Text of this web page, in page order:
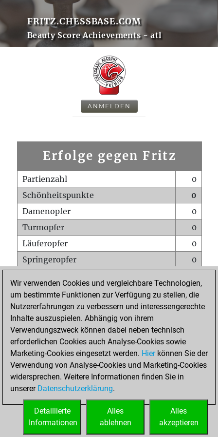
FRITZ.CHESSBASE.COM
Beauty Score Achievements - atl
ANMELDEN
Erfolge gegen Fritz
Partienzahl
0
Schönheitspunkte
0
Damenopfer
0
Turmopfer
0
Läuferopfer
0
Springeropfer
0
Matt auf vollem Brett
0
Bauer setzt Matt
0
Erstickte Matts
Unterverwandlungen
Türme auf der siebten
0
STARTSEITE
Wir verwenden Cookies und vergleichbare Technologien,
um bestimmte Funktionen zur Verfügung zu stellen, die
Nutzererfahrungen zu verbessern und interessengerechte
Inhalte auszuspielen. Abhängig von ihrem
Verwendungszweck können dabei neben technisch
erforderlichen Cookies auch Analyse-Cookies sowie
Marketing-Cookies eingesetzt werden. Hierkönnen Sie der
Verwendung von Analyse-Cookies und Marketing-Cookies
widersprechen. Weitere Informationen finden Sie in
unserer Datenschutzerklärung.
Alles
akzeptieren
Alles
ablehnen
Detaillierte
Informationen